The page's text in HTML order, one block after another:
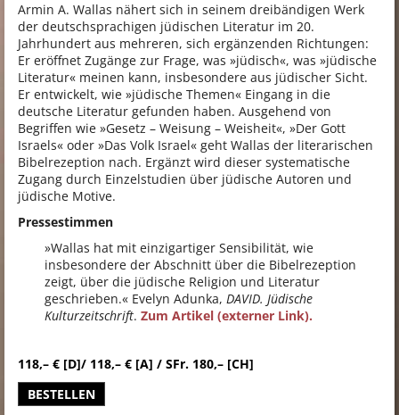
Armin A. Wallas nähert sich in seinem dreibändigen Werk
der deutschsprachigen jüdischen Literatur im 20.
Jahrhundert aus mehreren, sich ergänzenden Richtungen:
Er eröffnet Zugänge zur Frage, was »jüdisch«, was »jüdische
Literatur« meinen kann, insbesondere aus jüdischer Sicht.
Er entwickelt, wie »jüdische Themen« Eingang in die
deutsche Literatur gefunden haben. Ausgehend von
Begriffen wie »Gesetz – Weisung – Weisheit«, »Der Gott
Israels« oder »Das Volk Israel« geht Wallas der literarischen
Bibelrezeption nach. Ergänzt wird dieser systematische
Zugang durch Einzelstudien über jüdische Autoren und
jüdische Motive.
Pressestimmen
»Wallas hat mit einzigartiger Sensibilität, wie
insbesondere der Abschnitt über die Bibelrezeption
zeigt, über die jüdische Religion und Literatur
geschrieben.« Evelyn Adunka, DAVID. Jüdische
Kulturzeitschrift. Zum Artikel (externer Link).
118,– € [D]/ 118,– € [A] / SFr. 180,– [CH]
BESTELLEN